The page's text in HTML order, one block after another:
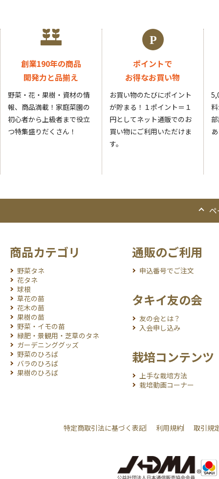
創業190年の商品
開発力と品揃え
野菜・花・果樹・資材の情
報、商品満載！家庭菜園の
初心者から上級者まで役立
つ特集盛りだくさん！
ポイントで
お得なお買い物
お買い物のたびにポイント
が貯まる！１ポイント＝１
円としてネット通販でのお
買い物にご利用いただけま
す。
商品カテゴリ
野菜タネ
花タネ
球根
草花の苗
花木の苗
果樹の苗
野菜・イモの苗
緑肥・景観用・芝草のタネ
ガーデニンググッズ
野菜のひろば
バラのひろば
果樹のひろば
通販のご利用
申込番号でご注文
タキイ友の会
友の会とは？
入会申し込み
栽培コンテンツ
上手な栽培方法
栽培動画コーナー
特定商取引法に基づく表記 利用規約 取引規